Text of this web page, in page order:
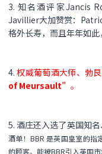
3. 知名酒评家Jancis
Javillier大加赞赏：
格外长寿，而且年年如此
4.权威葡萄酒大师、勃
of Meursault” 。
5. 酒庄还入选了英国知
酒单！BBR 是英国皇室的指
的顾客。能被BBR引入英国